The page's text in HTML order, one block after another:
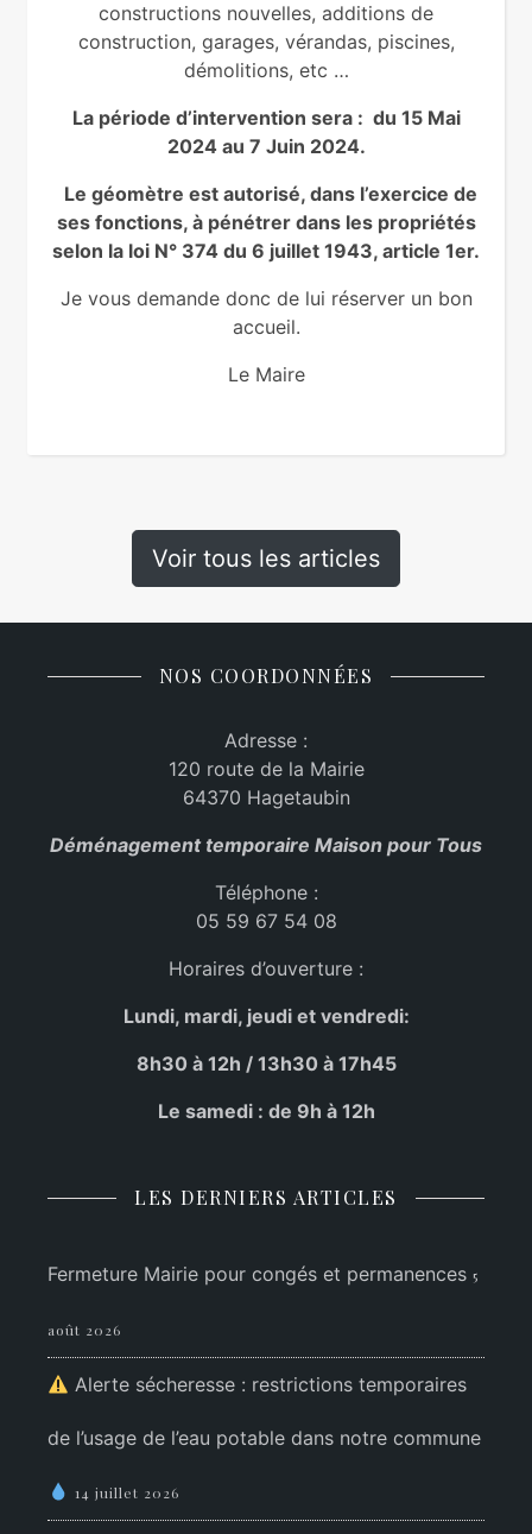
constructions nouvelles, additions de
construction, garages, vérandas, piscines,
démolitions, etc …
La période d’intervention sera : du 15 Mai
2024 au 7 Juin 2024.
Le géomètre est autorisé, dans l’exercice de
ses fonctions, à pénétrer dans les propriétés
selon la loi N° 374 du 6 juillet 1943, article 1er.
Je vous demande donc de lui réserver un bon
accueil.
Le Maire
Voir tous les articles
NOS COORDONNÉES
Adresse :
120 route de la Mairie
64370 Hagetaubin
Déménagement temporaire Maison pour Tous
Téléphone :
05 59 67 54 08
Horaires d’ouverture :
Lundi, mardi, jeudi et vendredi:
8h30 à 12h / 13h30 à 17h45
Le samedi : de 9h à 12h
LES DERNIERS ARTICLES
Fermeture Mairie pour congés et permanences 5
août 2026
Alerte sécheresse : restrictions temporaires
de l’usage de l’eau potable dans notre commune
14 juillet 2026